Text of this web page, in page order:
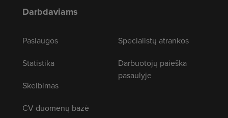
Darbdaviams
Paslaugos
Statistika
Skelbimas
CV duomenų bazė
Specialistų atrankos
Darbuotojų paieška
pasaulyje